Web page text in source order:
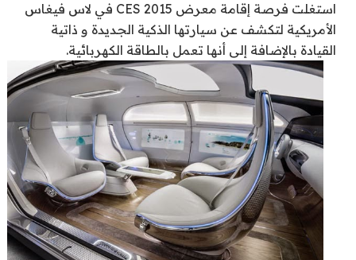
استغلت فرصة إقامة معرض CES 2015 في لاس فيغاس
الأمريكية لتكشف عن سيارتها الذكية الجديدة و ذاتية
القيادة بالإضافة إلى أنها تعمل بالطاقة الكهربائية.